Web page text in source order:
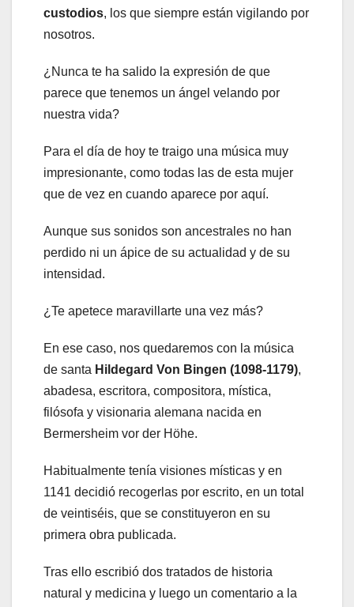
custodios, los que siempre están vigilando por
nosotros.
¿Nunca te ha salido la expresión de que
parece que tenemos un ángel velando por
nuestra vida?
Para el día de hoy te traigo una música muy
impresionante, como todas las de esta mujer
que de vez en cuando aparece por aquí.
Aunque sus sonidos son ancestrales no han
perdido ni un ápice de su actualidad y de su
intensidad.
¿Te apetece maravillarte una vez más?
En ese caso, nos quedaremos con la música
de santa Hildegard Von Bingen (1098-1179),
abadesa, escritora, compositora, mística,
filósofa y visionaria alemana nacida en
Bermersheim vor der Höhe.
Habitualmente tenía visiones místicas y en
1141 decidió recogerlas por escrito, en un total
de veintiséis, que se constituyeron en su
primera obra publicada.
Tras ello escribió dos tratados de historia
natural y medicina y luego un comentario a la